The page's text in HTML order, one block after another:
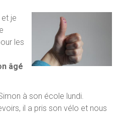
et je
les
âgé
à son école lundi.
il a pris son vélo et nous